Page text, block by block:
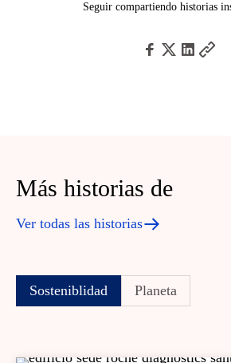
Seguir compartiendo historias
Más historias de
Ver todas las historias
Sosteniblidad Planeta